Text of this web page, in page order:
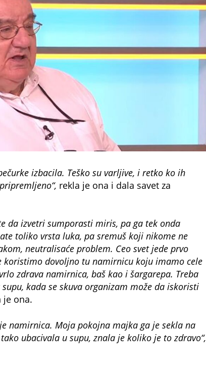
izbacila. Teško su varljive, i retko ko ih
rekla je ona i dala savet za
da izvetri sumporasti miris, pa ga tek onda
toliko vrsta luka, pa sremuš koji nikome ne
neutralisaće problem. Ceo svet jede prvo
koristimo dovoljno tu namirnicu koju imamo cele
zdrava namirnica, baš kao i šargarepa. Treba
kada se skuva organizam može da iskoristi
je ona.
namirnica. Moja pokojna majka ga je sekla na
ubacivala u supu, znala je koliko je to zdravo“,